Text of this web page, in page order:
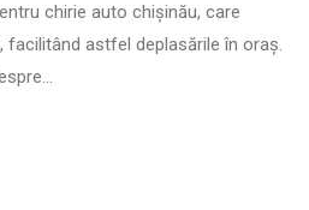
chirie auto chișinău, care
facilitând astfel deplasările în oraș.